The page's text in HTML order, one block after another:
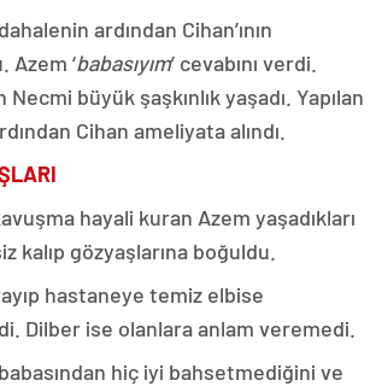
ardından Cihan’ının
Azem ‘babasıyım’ cevabını verdi.
büyük şaşkınlık yaşadı. Yapılan
Cihan ameliyata alındı.
hayali kuran Azem yaşadıkları
kalıp gözyaşlarına boğuldu.
hastaneye temiz elbise
Dilber ise olanlara anlam veremedi.
babasından hiç iyi bahsetmediğini ve